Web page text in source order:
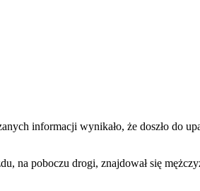
informacji wynikało, że doszło do
poboczu drogi, znajdował się